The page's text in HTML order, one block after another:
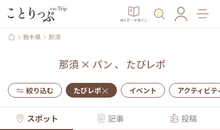
ガイド・マガジン
栃木県 那須
那須 × パン 、 たびレポ
絞り込む たびレポ イベント アクティビテ
スポット 記事 投稿